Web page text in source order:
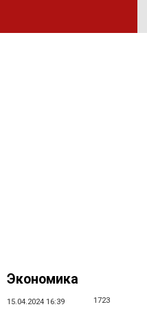
Экономика
15.04.2024 16:39 1723